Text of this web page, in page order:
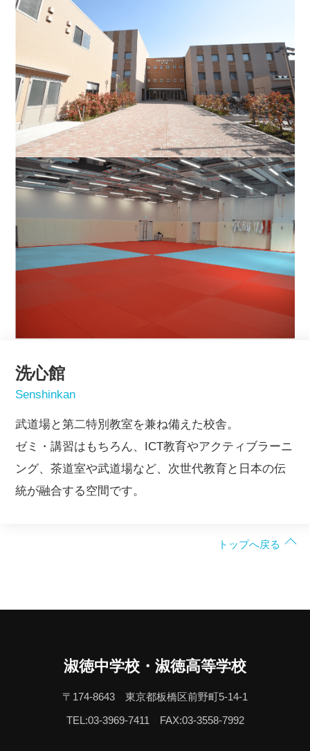
洗心館
Senshinkan
武道場と第二特別教室を兼ね備えた校舎。
ゼミ・講習はもちろん、ICT教育やアクティブラーニ
ング、茶道室や武道場など、次世代教育と日本の伝
統が融合する空間です。
トップへ戻る
淑徳中学校・淑徳高等学校
〒174-8643 東京都板橋区前野町5-14-1
TEL:03-3969-7411
FAX:03-3558-7992